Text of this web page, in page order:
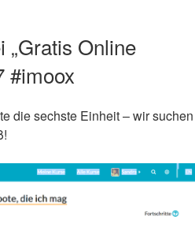
„Gratis Online
#imoox
die sechste Einheit – wir suchen